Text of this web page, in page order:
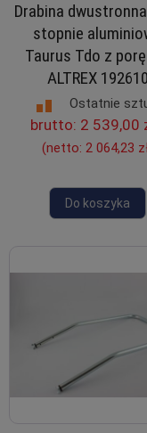
Drabina
stopnie
Taurus Tdo z
ALTREX 192610
Ostatnie
brutto: 2 539,00
(netto: 2 064,23
Do koszyka